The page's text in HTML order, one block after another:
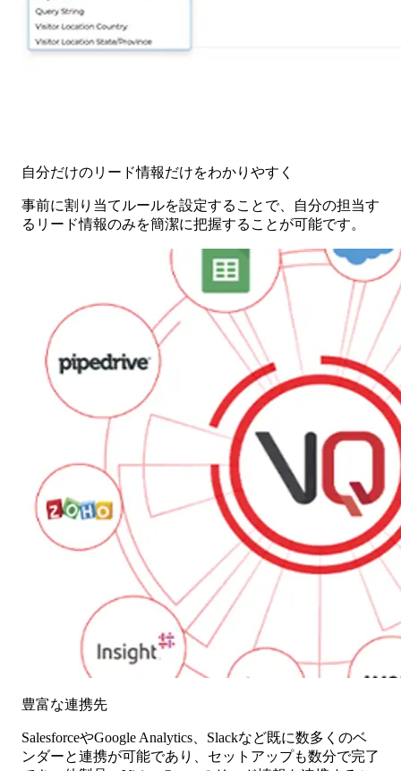
自分だけのリード情報だけをわかりやすく
事前に割り当てルールを設定することで、自分の担当す
るリード情報のみを簡潔に把握することが可能です。
豊富な連携先
SalesforceやGoogle Analytics、Slackなど既に数多くのベ
ンダーと連携が可能であり、セットアップも数分で完了